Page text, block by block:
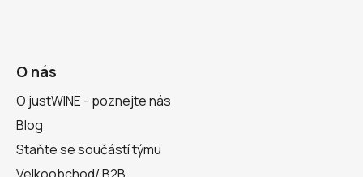
O nás
O justWINE - poznejte nás
Blog
Staňte se součástí týmu